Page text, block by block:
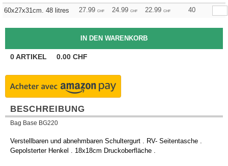
60x27x31cm. 48 litres 27.99 CHF 24.99 CHF 22.99 CHF 40
0ARTIKEL 0.00 CHF
BESCHREIBUNG
Bag Base BG220
Verstellbaren und abnehmbaren Schultergurt . RV- Seitentasche .
Gepolsterter Henkel . 18x18cm Druckoberfläche .